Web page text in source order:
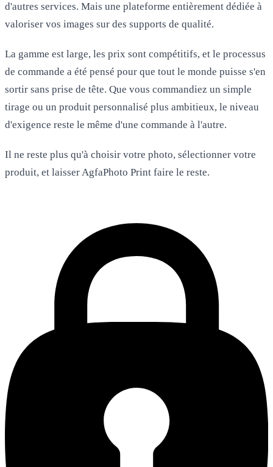
d'autres services. Mais une plateforme entièrement dédiée à
valoriser vos images sur des supports de qualité.
La gamme est large, les prix sont compétitifs, et le processus
de commande a été pensé pour que tout le monde puisse s'en
sortir sans prise de tête. Que vous commandiez un simple
tirage ou un produit personnalisé plus ambitieux, le niveau
d'exigence reste le même d'une commande à l'autre.
Il ne reste plus qu'à choisir votre photo, sélectionner votre
produit, et laisser AgfaPhoto Print faire le reste.